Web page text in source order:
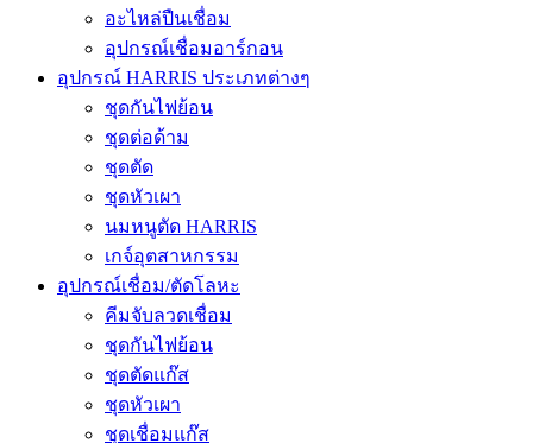
อะไหล่ปืนเชื่อม
อุปกรณ์เชื่อมอาร์กอน
อุปกรณ์ HARRIS ประเภทต่างๆ
ชุดกันไฟย้อน
ชุดต่อด้าม
ชุดตัด
ชุดหัวเผา
นมหนูตัด HARRIS
เกจ์อุตสาหกรรม
อุปกรณ์เชื่อม/ตัดโลหะ
คีมจับลวดเชื่อม
ชุดกันไฟย้อน
ชุดตัดแก๊ส
ชุดหัวเผา
ชุดเชื่อมแก๊ส